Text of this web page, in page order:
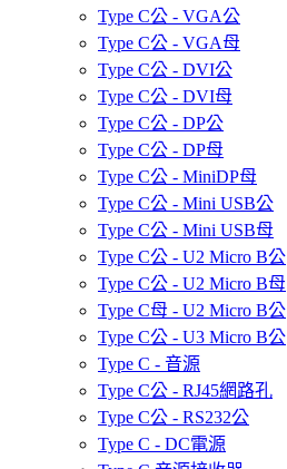
Type C公 - VGA公
Type C公 - VGA母
Type C公 - DVI公
Type C公 - DVI母
Type C公 - DP公
Type C公 - DP母
Type C公 - MiniDP母
Type C公 - Mini USB公
Type C公 - Mini USB母
Type C公 - U2 Micro B公
Type C公 - U2 Micro B母
Type C母 - U2 Micro B公
Type C公 - U3 Micro B公
Type C - 音源
Type C公 - RJ45網路孔
Type C公 - RS232公
Type C - DC電源